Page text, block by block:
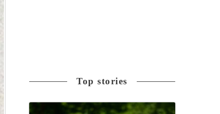
Top stories